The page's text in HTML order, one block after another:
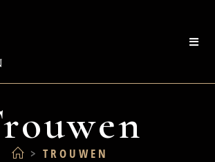
> TROUWEN